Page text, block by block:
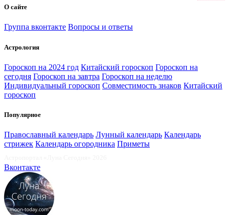
О сайте
Группа вконтакте Вопросы и ответы
Астрология
Гороскоп на 2024 год Китайский гороскоп Гороскоп на
сегодня Гороскоп на завтра Гороскоп на неделю
Индивидуальный гороскоп Совместимость знаков Китайский
гороскоп
Популярное
Православный календарь Лунный календарь Календарь
стрижек Календарь огородника Приметы
Вконтакте